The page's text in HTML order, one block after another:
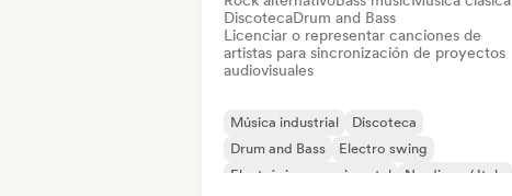
DiscotecaDrum and Bass
Licenciar o representar canciones de
artistas para sincronización de proyectos
audiovisuales
Música industrial
Discoteca
Drum and Bass
Electro swing
Electrónica experimental
Nu-disco / Italo